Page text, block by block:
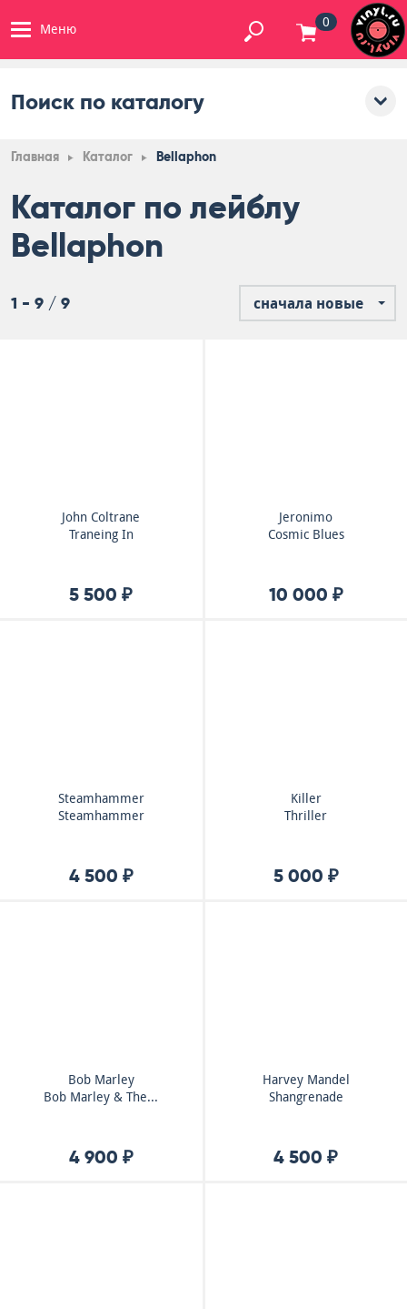
Меню 0
Поиск по каталогу
Главная Каталог Bellaphon
Каталог по лейблу
Bellaphon
1 - 9 / 9 сначала новые
John Coltrane
Traneing In
5 500 ₽
Jeronimo
Cosmic Blues
10 000 ₽
Steamhammer
Steamhammer
4 500 ₽
Killer
Thriller
5 000 ₽
Bob Marley
Bob Marley & The...
4 900 ₽
Harvey Mandel
Shangrenade
4 500 ₽